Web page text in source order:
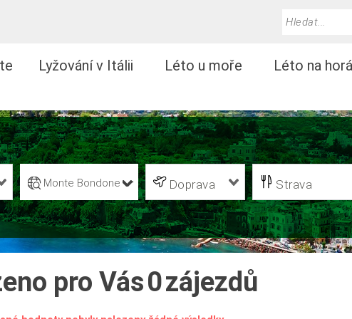
Lyžování v Itálii Léto u moře Léto na
Monte Bondone Doprava Strava
pro Vás0zájezdů